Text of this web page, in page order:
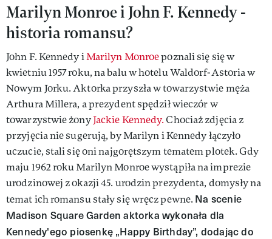
Marilyn Monroe i John F. Kennedy -
historia romansu?
John F. Kennedy iMarilyn Monroepoznali się się w
kwietniu 1957 roku, na balu w hotelu Waldorf-Astoria w
Nowym Jorku. Aktorka przyszła w towarzystwie męża
Arthura Millera, a prezydent spędził wieczór w
towarzystwie żonyJackie Kennedy. Chociaż zdjęcia z
przyjęcia nie sugerują, by Marilyn i Kennedy łączyło
uczucie, stali się oni najgorętszym tematem plotek. Gdy
maju 1962 roku Marilyn Monroe wystąpiła na imprezie
urodzinowej z okazji 45. urodzin prezydenta, domysły na
temat ich romansu stały się wręcz pewne. Na scenie
Madison Square Garden aktorka wykonała dla
Kennedy'ego piosenkę „Happy Birthday”, dodając do